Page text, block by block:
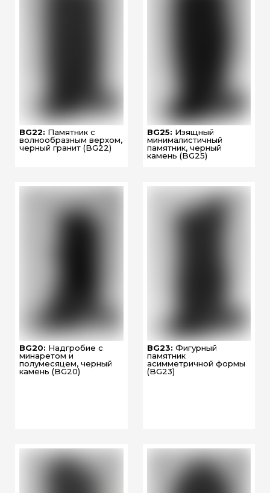
BG22: Памятник с
волнообразным верхом,
черный гранит (BG22)
BG25: Изящный
минималистичный
памятник, черный
камень (BG25)
BG20: Надгробие с
минаретом и
полумесяцем, черный
камень (BG20)
BG23: Фигурный
памятник
асимметричной формы
(BG23)